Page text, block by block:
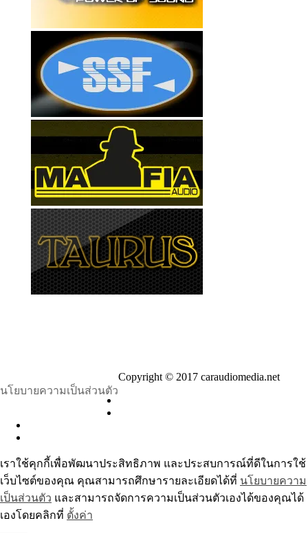
นโยบายความเป็นส่วนตัว
Copyright © 2017 caraudiomedia.net
เราใช้คุกกี้เพื่อพัฒนาประสิทธิภาพ และประสบการณ์ที่ดีในการใช้
เว็บไซต์ของคุณ คุณสามารถศึกษารายละเอียดได้ที่ นโยบายความ
เป็นส่วนตัว และสามารถจัดการความเป็นส่วนตัวเองได้ของคุณได้
เองโดยคลิกที่ ตั้งค่า